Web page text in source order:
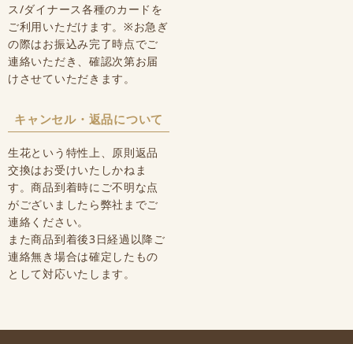
ス/ダイナース各種のカードを
ご利用いただけます。※お急ぎ
の際はお振込み完了時点でご
連絡いただき、確認次第お届
けさせていただきます。
キャンセル・返品について
生花という特性上、原則返品
交換はお受けいたしかねま
す。商品到着時にご不明な点
がございましたら弊社までご
連絡ください。
また商品到着後3日経過以降ご
連絡無き場合は確定したもの
として対応いたします。